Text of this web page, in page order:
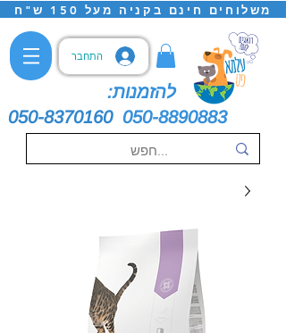
משלוחים חינם בקניה מעל 150 ש"ח
התחבר
להזמנות:
050-8370160 050-8890883